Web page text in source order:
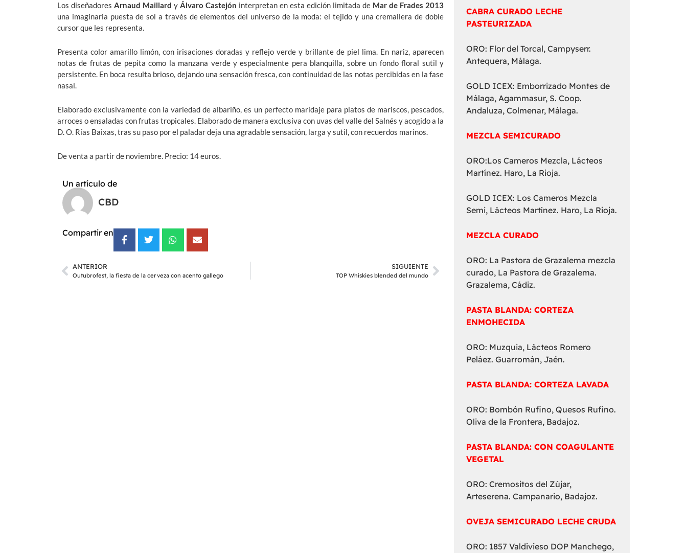
Los diseñadoresArnaud Maillardy Álvaro Castejón interpretan en esta edición limitada de Mar de Frades 2013
una imaginaria puesta de sol a través de elementos del universo de la moda: el tejido y una cremallera de doble
cursor que les representa.
Presenta color amarillo limón, con irisaciones doradas y reflejo verde y brillante de piel lima. En nariz, aparecen
notas de frutas de pepita como la manzana verde y especialmente pera blanquilla, sobre un fondo floral sutil y
persistente. En boca resulta brioso, dejando una sensación fresca, con continuidad de las notas percibidas en la fase
nasal.
Elaborado exclusivamente con la variedad de albariño, es un perfecto maridaje para platos de mariscos, pescados,
arroces o ensaladas con frutas tropicales. Elaborado de manera exclusiva con uvas del valle del Salnés y acogido a la
D. O. Rías Baixas, tras su paso por el paladar deja una agradable sensación, larga y sutil, con recuerdos marinos.
De venta a partir de noviembre. Precio: 14 euros.
Un artículo de
CBD
Compartir en
ANTERIOR
Outubrofest, la fiesta de la cerveza con acento gallego
SIGUIENTE
TOP Whiskies blended del mundo
CABRA CURADO LECHE
PASTEURIZADA
ORO: Flor del Torcal, Campyserr.
Antequera, Málaga.
GOLD ICEX: Emborrizado Montes de
Málaga, Agammasur, S. Coop.
Andaluza, Colmenar, Málaga.
MEZCLA SEMICURADO
ORO:Los Cameros Mezcla, Lácteos
Martínez. Haro, La Rioja.
GOLD ICEX: Los Cameros Mezcla
Semi, Lácteos Martínez. Haro, La Rioja.
MEZCLA CURADO
ORO: La Pastora de Grazalema mezcla
curado, La Pastora de Grazalema.
Grazalema, Cádiz.
PASTA BLANDA: CORTEZA
ENMOHECIDA
ORO: Muzquia, Lácteos Romero
Peláez. Guarromán, Jaén.
PASTA BLANDA: CORTEZA LAVADA
ORO: Bombón Rufino, Quesos Rufino.
Oliva de la Frontera, Badajoz.
PASTA BLANDA: CON COAGULANTE
VEGETAL
ORO: Cremositos del Zújar,
Arteserena. Campanario, Badajoz.
OVEJA SEMICURADO LECHE CRUDA
ORO: 1857 Valdivieso DOP Manchego,